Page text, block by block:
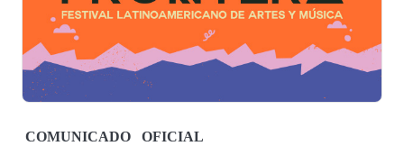
COMUNICADO OFICIAL